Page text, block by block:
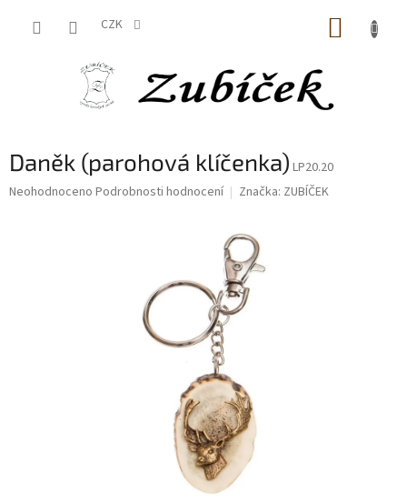
CZK
Daněk (parohová klíčenka) LP20.20
Průměrné
Neohodnoceno Podrobnosti hodnocení Značka: ZUBÍČEK